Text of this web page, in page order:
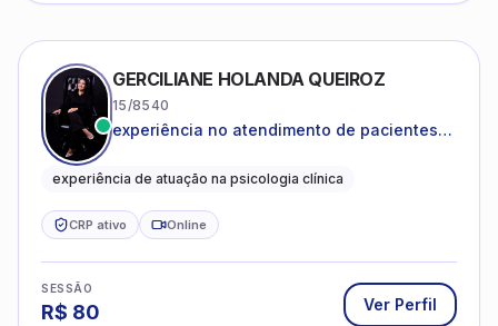
GERCILIANE HOLANDA QUEIROZ
15/8540
experiência no atendimento de pacientes
catastróficos e comportamentos
experiência de atuação na psicologia clínica
CRP ativo Online
SESSÃO
R$ 80 Ver Perfil